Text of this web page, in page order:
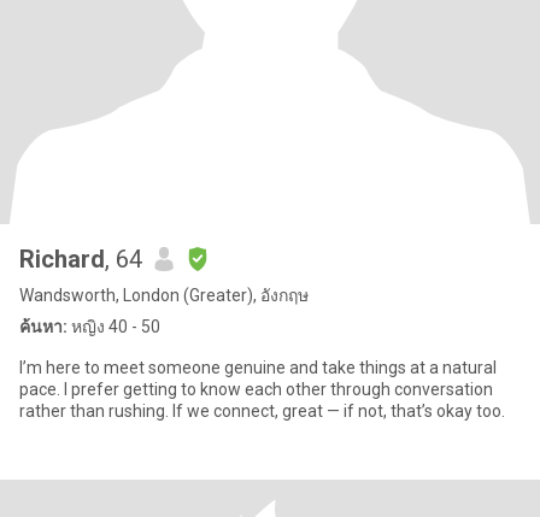
Richard, 64
Wandsworth, London (Greater), อังกฤษ
ค้นหา: หญิง 40 - 50
I’m here to meet someone genuine and take things at a natural
pace. I prefer getting to know each other through conversation
rather than rushing. If we connect, great — if not, that’s okay too.